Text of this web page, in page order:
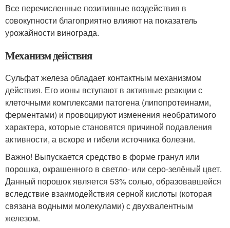
Все перечисленные позитивные воздействия в
совокупности благоприятно влияют на показатель
урожайности винограда.
Механизм действия
Сульфат железа обладает контактным механизмом
действия. Его ионы вступают в активные реакции с
клеточными комплексами патогена (липопротеинами,
ферментами) и провоцируют изменения необратимого
характера, которые становятся причиной подавления
активности, а вскоре и гибели источника болезни.
Важно! Выпускается средство в форме гранул или
порошка, окрашенного в светло- или серо-зелёный цвет.
Данный порошок является 53% солью, образовавшейся
вследствие взаимодействия серной кислоты (которая
связана водными молекулами) с двухвалентным
железом.